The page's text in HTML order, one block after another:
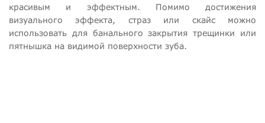
красивым и эффектным. Помимо достижения
визуального эффекта, страз или скайс можно
использовать для банального закрытия трещинки или
пятнышка на видимой поверхности зуба.